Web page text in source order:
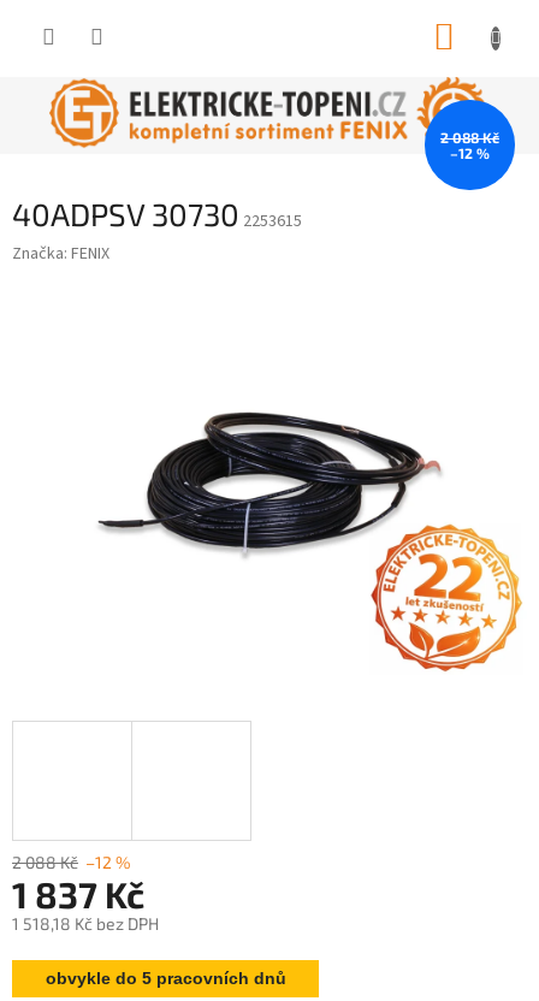
40ADPSV 30730 2253615
Značka: FENIX
2 088 Kč
–12 %
2 088 Kč –12 %
1 837 Kč
1 518,18 Kč bez DPH
Měrná
cena:obvykle do 5 pracovních dnů